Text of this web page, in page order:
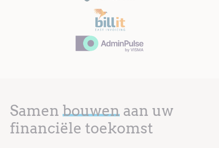
Samen bouwen aan uw
financiële toekomst